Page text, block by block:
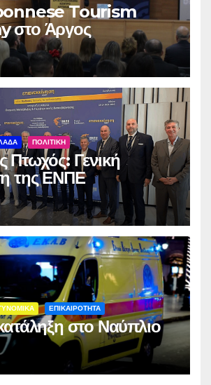
Tourism
στο Άργος
ΠΟΛΙΤΙΚΗ
Πτωχός: Γενική
της ΕΝΠΕ
ΕΠΙΚΑΙΡΟΤΗΤΑ
στο Ναύπλιο